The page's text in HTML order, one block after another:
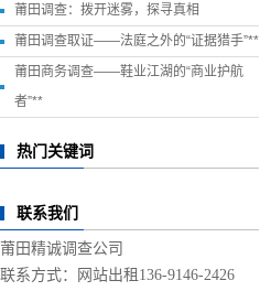
莆田调查：拨开迷雾，探寻真相
莆田调查取证——法庭之外的“证据猎手”**
莆田商务调查——鞋业江湖的“商业护航
者”**
热门关键词
联系我们
莆田精诚调查公司
联系方式：网站出租136-9146-2426